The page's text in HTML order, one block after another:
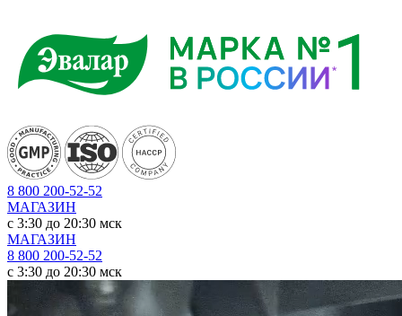
8 800 200-52-52
МАГАЗИН
c 3:30 до 20:30 мск
МАГАЗИН
8 800 200-52-52
c 3:30 до 20:30 мск